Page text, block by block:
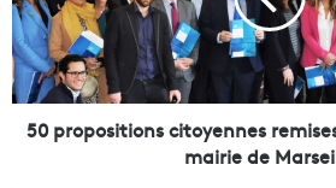
p
o
s
i
50 propositions citoyennes
mairie de